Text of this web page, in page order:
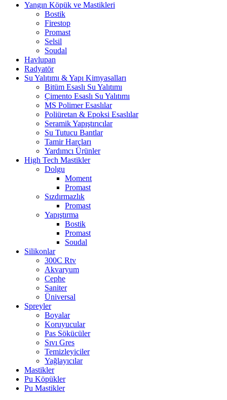
Yangın Köpük ve Mastikleri
Bostik
Firestop
Promast
Selsil
Soudal
Havlupan
Radyatör
Su Yalıtımı & Yapı Kimyasalları
Bitüm Esaslı Su Yalıtımı
Çimento Esaslı Su Yalıtımı
MS Polimer Esaslılar
Poliüretan & Epoksi Esaslılar
Seramik Yapıştırıcılar
Su Tutucu Bantlar
Tamir Harçları
Yardımcı Ürünler
High Tech Mastikler
Dolgu
Moment
Promast
Sızdırmazlık
Promast
Yapıştırma
Bostik
Promast
Soudal
Silikonlar
300C Rtv
Akvaryum
Cephe
Saniter
Üniversal
Spreyler
Boyalar
Koruyucular
Pas Sökücüler
Sıvı Gres
Temizleyiciler
Yağlayıcılar
Mastikler
Pu Köpükler
Pu Mastikler